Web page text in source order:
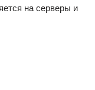
на серверы и